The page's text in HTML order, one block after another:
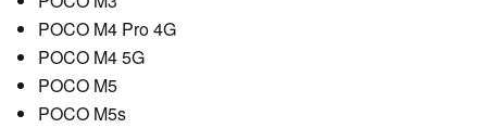
POCO M4 Pro 4G
POCO M4 5G
POCO M5
POCO M5s